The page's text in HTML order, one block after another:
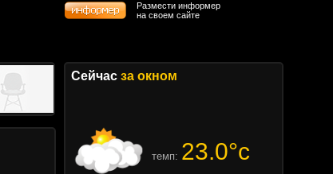
Размести информер
на своем сайте
Сейчас за окном
темп: 23.0°c